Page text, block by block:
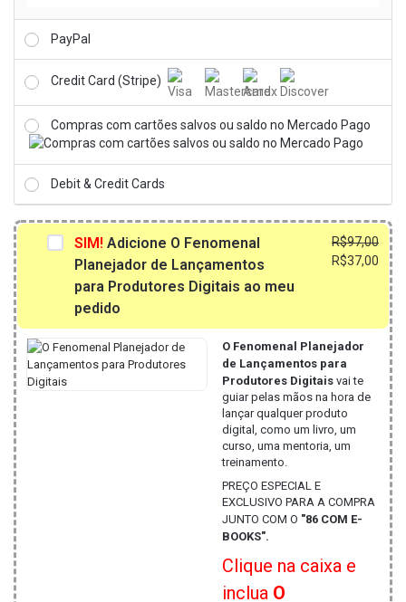
PayPal
Credit Card (Stripe)
Compras com cartões salvos ou saldo no Mercado Pago
Debit & Credit Cards
SIM! Adicione O Fenomenal
Planejador de Lançamentos
para Produtores Digitais ao meu
pedido
R$97,00
era:
R$37,00
atual
O Fenomenal Planejador
de Lançamentos para
Produtores Digitais vai te
guiar pelas mãos na hora de
lançar qualquer produto
digital, como um livro, um
curso, uma mentoria, um
treinamento.
PREÇO ESPECIAL E
EXCLUSIVO PARA A COMPRA
JUNTO COM O "86 COM E-
BOOKS".
Clique na caixa e
inclua O